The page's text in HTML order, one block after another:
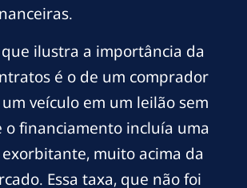
ilustra a importância da
é o de um comprador
veículo em um leilão sem
o financiamento incluía uma
muito acima da
Essa taxa, que não foi